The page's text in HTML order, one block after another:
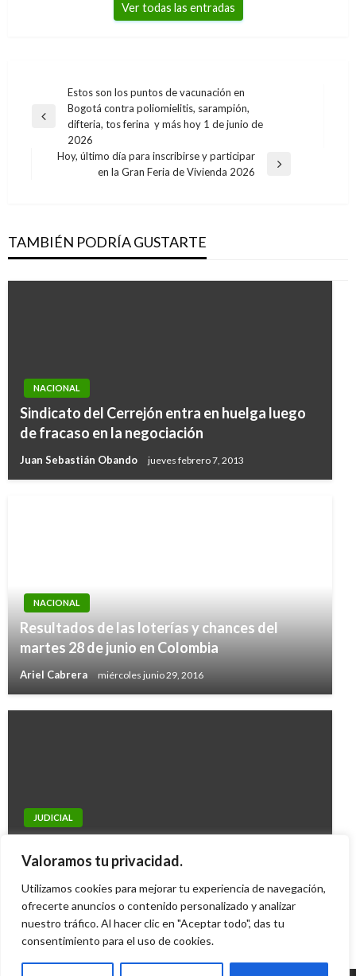
Valoramos tu privacidad.
Utilizamos cookies para mejorar tu experiencia de navegación,
ofrecerte anuncios o contenido personalizado y analizar
nuestro tráfico. Al hacer clic en "Aceptar todo", das tu
consentimiento para el uso de cookies.
Ver todas las entradas
Navegación
de
entradas
Entrada
Estos son los puntos de vacunación en
Bogotá contra poliomielitis, sarampión,
difteria, tos ferina y más hoy 1 de junio de
2026
Hoy, último día para inscribirse y participar
en la Gran Feria de Vivienda 2026
TAMBIÉN PODRÍA GUSTARTE
NACIONAL
Sindicato del Cerrejón entra en huelga luego
de fracaso en la negociación
Juan Sebastián Obando jueves febrero 7, 2013
NACIONAL
Resultados de las loterías y chances del
martes 28 de junio en Colombia
Ariel Cabrera miércoles junio 29, 2016
JUDICIAL
concejo de Florencia, Caquetá
Ariel Cabrera domingo octubre 2, 2011
NACIONAL
Se declara alerta naranja en Anapoima por
Giovanni Alarcón M. martes noviembre 21, 2017